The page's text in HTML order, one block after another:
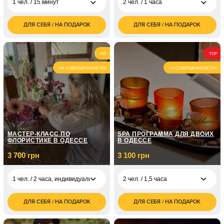
1 чел. / 15 минут
2 500
грн
2 чел. / 15 мин, по
очереди
5 000
грн
ДЛЯ СЕБЯ / НА ПОДАРОК
2 чел. / 1 часа
5 800
грн
1 чел. / 1 час,
Индивидуальная
5 800
грн
5 чел. / 2 часа,
Бизнес
5 500
грн
5 чел. / 2 часа, для
беременных
5 800
грн
10 чел. / 2 часа,
Семейная
5 800
грн
ДЛЯ СЕБЯ / НА ПОДАРОК
HIT
НА СОВЕРШЕННОЛЕТИЕ
МАСТЕР-КЛАСС ПО
ФЛОРИСТИКЕ В ОДЕССЕ
3 700 грн
1 чел. / 2 часа, индивидуально
1 чел. / 2 часа,
индивидуально
грн
ДЛЯ СЕБЯ / НА ПОДАРОК
TOP
НА СОВЕРШЕННОЛЕТИЕ
SPA ПРОГРАММА ДЛЯ ДВОИХ
В ОДЕССЕ
3 100 грн
2 чел. / 1,5 часа
3 100
грн
ДЛЯ СЕБЯ / НА ПОДАРОК